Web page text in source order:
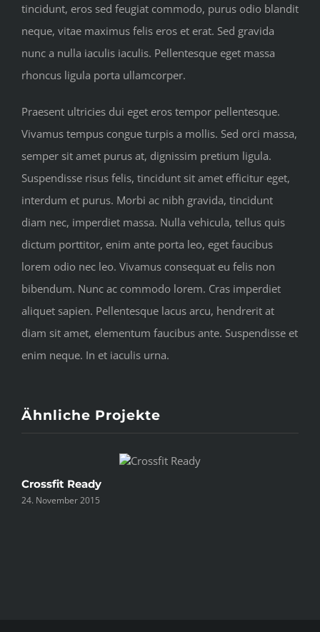
tincidunt, eros sed feugiat commodo, purus odio blandit
neque, vitae maximus felis eros et erat. Sed gravida
nunc a nulla iaculis iaculis. Pellentesque eget massa
rhoncus ligula porta ullamcorper.
Praesent ultricies dui eget eros tempor pellentesque.
Vivamus tempus congue turpis a mollis. Sed orci massa,
semper sit amet purus at, dignissim pretium ligula.
Suspendisse risus felis, tincidunt sit amet efficitur eget,
interdum et purus. Morbi ac nibh gravida, tincidunt
diam nec, imperdiet massa. Nulla vehicula, tellus quis
dictum porttitor, enim ante porta leo, eget faucibus
lorem odio nec leo. Vivamus consequat eu felis non
bibendum. Nunc ac commodo lorem. Cras imperdiet
aliquet sapien. Pellentesque lacus arcu, hendrerit at
diam sit amet, elementum faucibus ante. Suspendisse et
enim neque. In et iaculis urna.
Ähnliche Projekte
Crossfit Ready
24. November 2015